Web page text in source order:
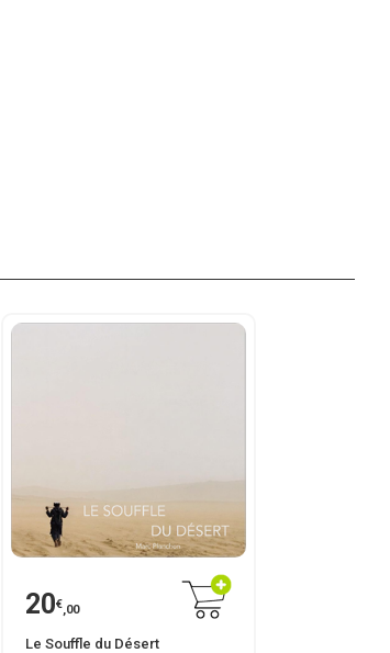
20€,00
Le Souffle du Désert